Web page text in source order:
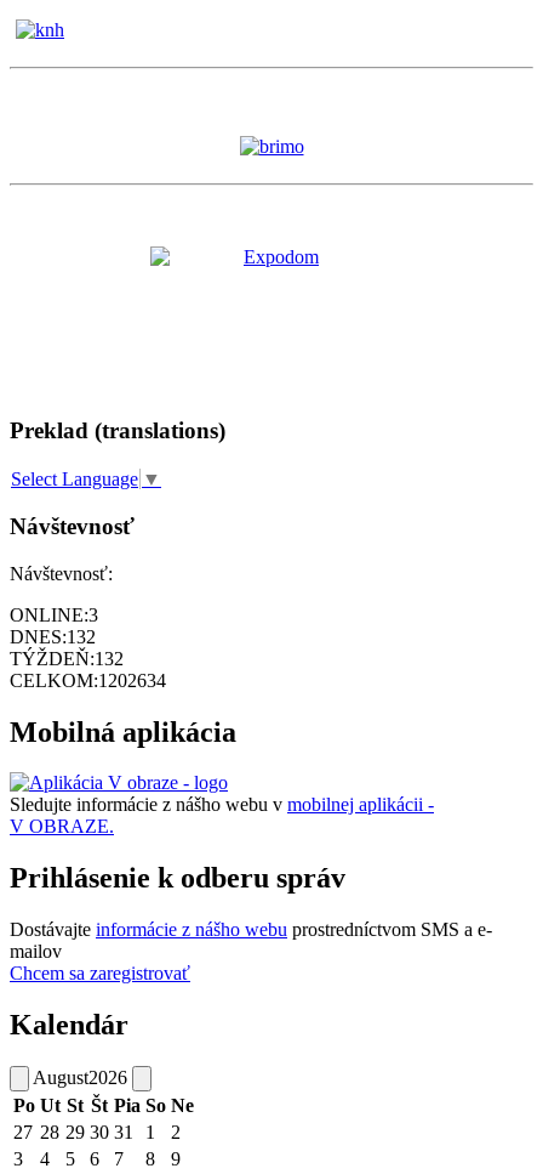
Preklad (translations)
Select Language ▼
Návštevnosť
Návštevnosť:
ONLINE:3
DNES:132
TÝŽDEŇ:132
CELKOM:1202634
Mobilná aplikácia
Sledujte informácie z nášho webu v mobilnej aplikácii -
V OBRAZE.
Prihlásenie k odberu správ
Dostávajte informácie z nášho webu prostredníctvom SMS a e-
mailov
Chcem sa zaregistrovať
Kalendár
August2026
Po Ut St Št Pia So Ne
27 28 29 30 31 1
2
3
4 5 6 7 8
9